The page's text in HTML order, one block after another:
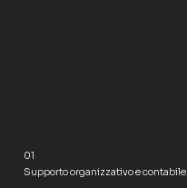
01
Supporto organizzativo e contabile